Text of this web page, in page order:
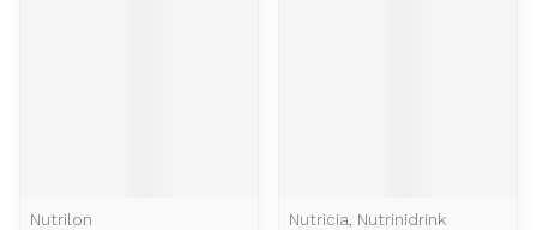
Nutrilon
Nutricia, Nutrinidrink